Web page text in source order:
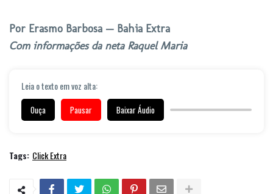
Por Erasmo Barbosa — Bahia Extra
Com informações da neta Raquel Maria
Leia o texto em voz alta:
Ouça Pausar Baixar Áudio
Tags: Click Extra